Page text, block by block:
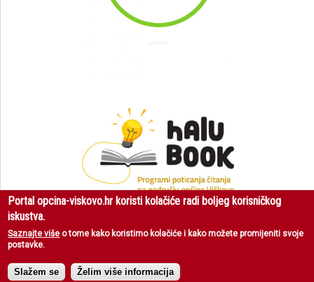
privatnosti
Portal opcina-viskovo.hr koristi kolačiće radi boljeg korisničkog
iskustva.
Saznajte više o tome kako koristimo kolačiće i kako možete promijeniti svoje
postavke.
Slažem se Želim više informacija